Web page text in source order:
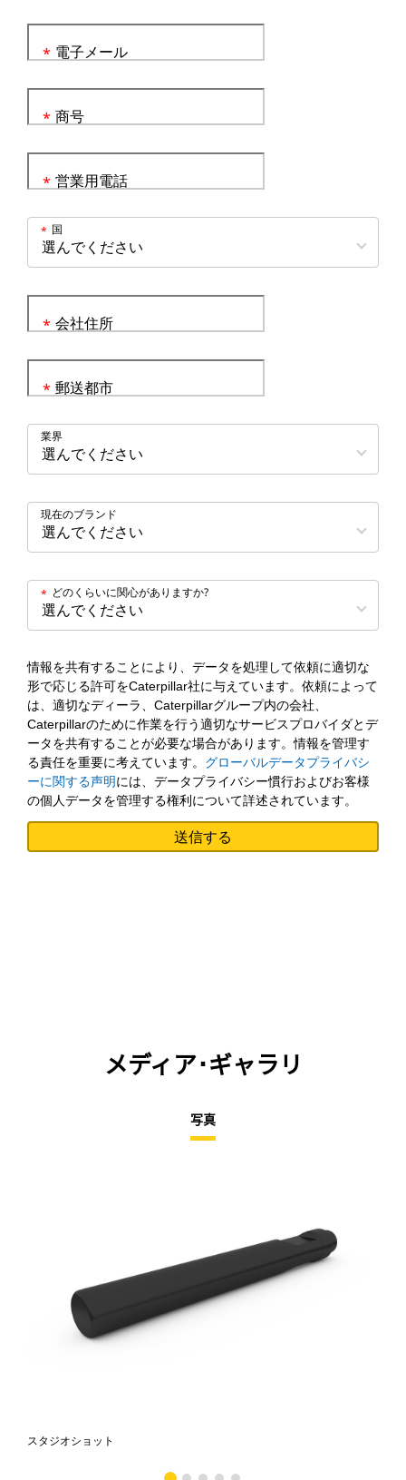
電子メール
*
商号
*
営業用電話
*
国
*
会社住所
*
郵送都市
*
業界
現在のブランド
どのくらいに関心がありますか?
*
情報を共有することにより、データを処理して依頼に適切な
形で応じる許可をCaterpillar社に与えています。依頼によって
は、適切なディーラ、Caterpillarグループ内の会社、
Caterpillarのために作業を行う適切なサービスプロバイダとデ
ータを共有することが必要な場合があります。情報を管理す
る責任を重要に考えています。 グローバルデータプライバシ
ーに関する声明には、データプライバシー慣行およびお客様
の個人データを管理する権利について詳述されています。
メディア･ギャラリ
写真
スタジオショット